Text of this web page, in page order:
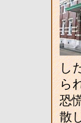
し
ら
恐
散